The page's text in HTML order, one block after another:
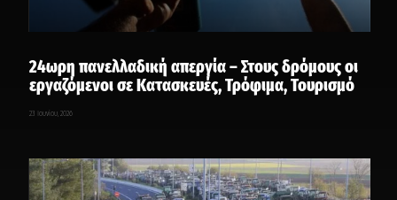
24ωρη πανελλαδική απεργία – Στους δρόμους οι
εργαζόμενοι σε Κατασκευές, Τρόφιμα, Τουρισμό
23 Ιουνίου, 2026